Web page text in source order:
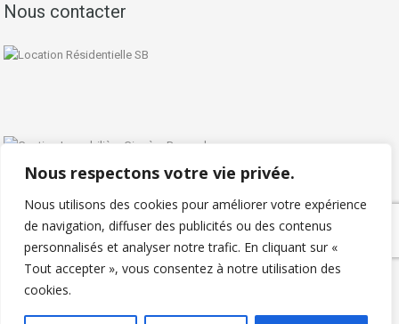
Nous respectons votre vie privée.
Nous utilisons des cookies pour améliorer votre expérience
de navigation, diffuser des publicités ou des contenus
personnalisés et analyser notre trafic. En cliquant sur «
Tout accepter », vous consentez à notre utilisation des
cookies.
Nous contacter
Politique de confidentialité
Copyright © 2026 - Locationresidentielle.com - Tous droits réservés